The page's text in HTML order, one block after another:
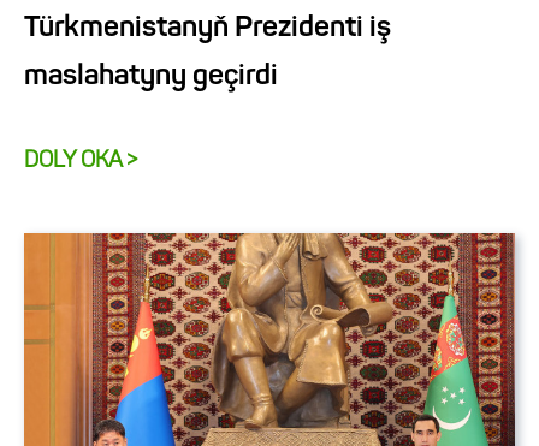
Türkmenistanyň Prezidenti iş
maslahatyny geçirdi
DOLY OKA >